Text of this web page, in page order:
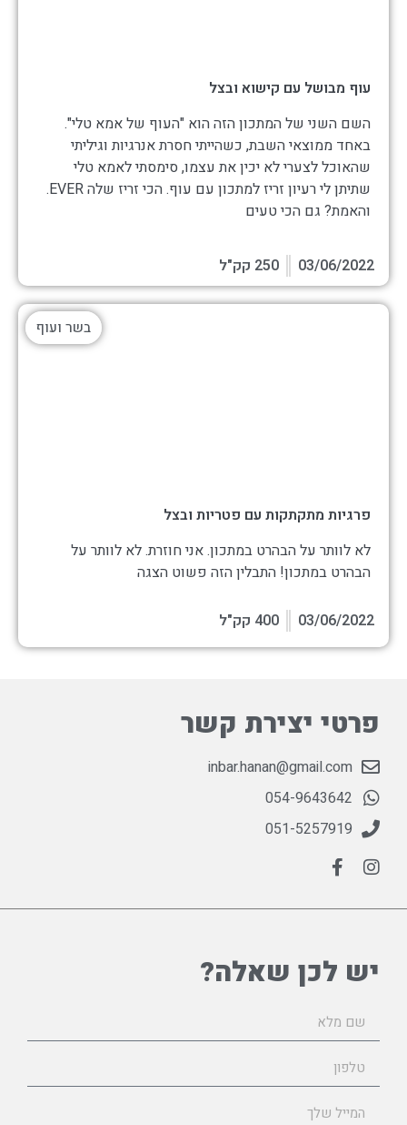
עוף מבושל עם קישוא ובצל
השם השני של המתכון הזה הוא "העוף של אמא טלי".
באחד ממוצאי השבת, כשהייתי חסרת אנרגיות וגיליתי
שהאוכל לצערי לא יכין את עצמו, סימסתי לאמא טלי
שתיתן לי רעיון זריז למתכון עם עוף. הכי זריז שלה EVER.
והאמת? גם הכי טעים
03/06/2022 250 קק"ל
פרגיות מתקתקות עם פטריות ובצל
לא לוותר על הבהרט במתכון. אני חוזרת. לא לוותר על
הבהרט במתכון! התבלין הזה פשוט הצגה
בשר ועוף
03/06/2022 400 קק"ל
פרטי יצירת קשר
inbar.hanan@gmail.com
054-9643642
051-5257919
יש לכן שאלה?